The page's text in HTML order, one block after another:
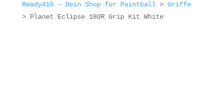
Ready410 – Dein Shop für Paintball> Griffe
> Planet Eclipse 180R Grip Kit White